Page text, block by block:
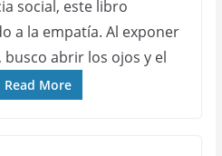
social, este libro
a la empatía. Al exponer
abrir los ojos y el
Read More